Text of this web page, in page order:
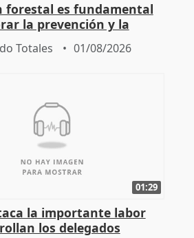
forestal es fundamental
la prevención y la
a incendios
Totales 01/08/2026
01:29
la importante labor
los delegados